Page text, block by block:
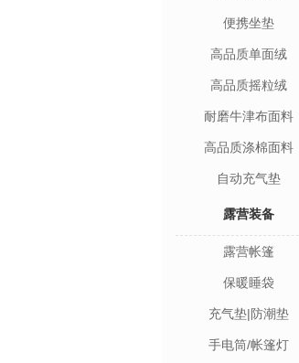
便携坐垫
高品质单面绒
高品质摇粒绒
耐磨牛津布面料
高品质涤棉面料
自动充气垫
露营装备
露营帐篷
保暖睡袋
充气垫|防潮垫
手电筒/帐篷灯